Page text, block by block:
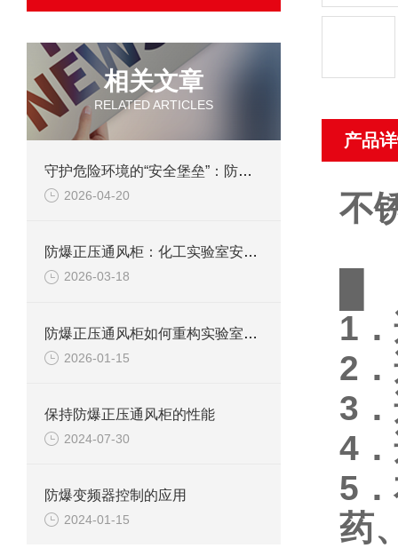
相关文章
RELATED ARTICLES
守护危险环境的“安全堡垒”：防爆正压通风柜的技术与应用
2026-04-20
防爆正压通风柜：化工实验室安全的“守护神”
2026-03-18
防爆正压通风柜如何重构实验室安全防线？
2026-01-15
保持防爆正压通风柜的性能
2024-07-30
防爆变频器控制的应用
2024-01-15
产品
不
1
2
3
4
5
药